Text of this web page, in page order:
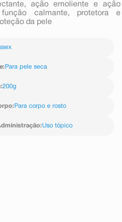
ação emoliente e ação
calmante, protetora e
da pele
: Para pele seca
:200g
: Para corpo e rosto
:Uso tópico